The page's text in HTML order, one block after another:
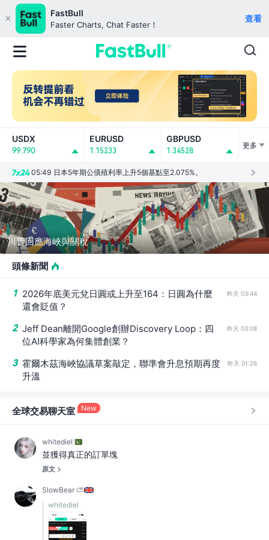
FastBull
Faster Charts, Chat Faster！
查看
USDX
99.790
EURUSD
1.15233
GBPUSD
1.34528
更多
05:49 日本5年期公債殖利率上升5個基點至2.075%。
05:50 紐約期銀日內漲2%，現報62.84美元/盎司。
05:49 日本5年期公債殖利率上升5個基點至2.075%。
05:50 紐約期銀日內漲2%，現報62.84美元/盎司。
川普回應海峽與關稅
頭條新聞
1 2026年底美元兌日圓或上升至164：日圓為什麼
還會貶值？
昨天 03:44
2 Jeff Dean離開Google創辦Discovery Loop：四
位AI科學家為何集體創業？
昨天 03:08
3 霍爾木茲海峽協議草案敲定，聯準會升息預期再度
升溫
昨天 01:26
全球交易聊天室 New